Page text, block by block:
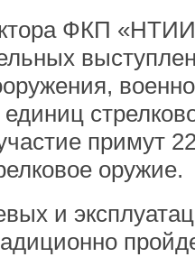
ФКП
примут
оружие.
и